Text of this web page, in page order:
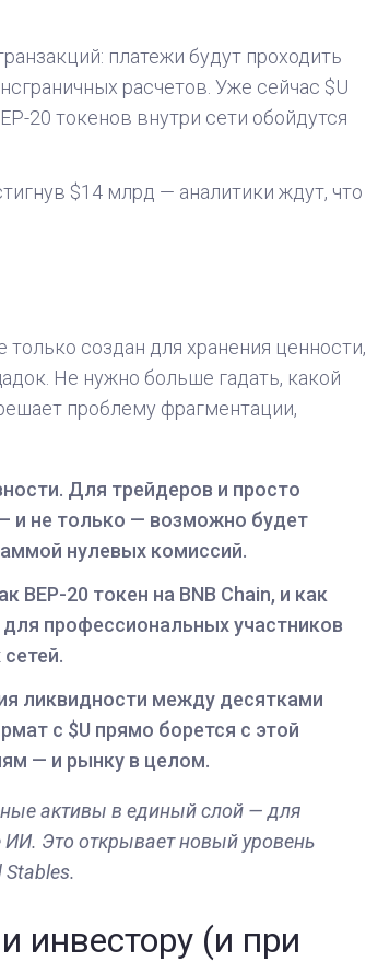
платежи будут проходить
расчетов. Уже сейчас $U
20 токенов внутри сети обойдутся
$14 млрд — аналитики ждут, что
создан для хранения ценности,
Не нужно больше гадать, какой
проблему фрагментации,
Для трейдеров и просто
и не только — возможно будет
нулевых комиссий.
BEP-20 токен на BNB Chain, и как
профессиональных участников
ликвидности между десятками
с $U прямо борется с этой
— и рынку в целом.
активы в единый слой — для
ИИ. Это открывает новый уровень
инвестору (и при